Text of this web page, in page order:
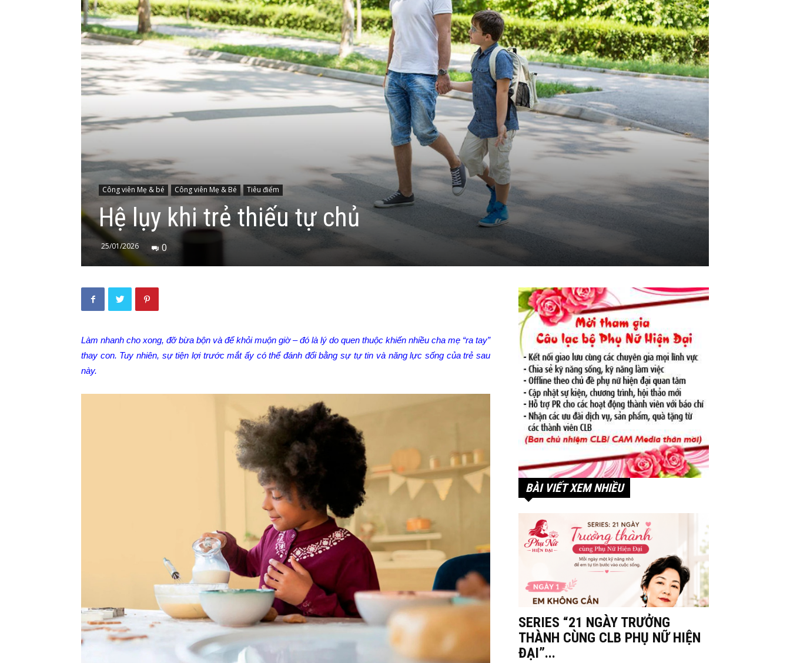
Công viên Mẹ & bé Công viên Mẹ & Bé Tiêu điểm
Hệ lụy khi trẻ thiếu tự chủ
25/01/2026 0
Làm nhanh cho xong, đỡ bừa bộn và để khỏi muộn giờ – đó là lý do quen thuộc khiến nhiều cha mẹ “ra tay”
thay con. Tuy nhiên, sự tiện lợi trước mắt ấy có thể đánh đổi bằng sự tự tin và năng lực sống của trẻ sau
này.
BÀI VIẾT XEM NHIỀU
SERIES “21 NGÀY TRƯỞNG
THÀNH CÙNG CLB PHỤ NỮ HIỆN
ĐẠI”...